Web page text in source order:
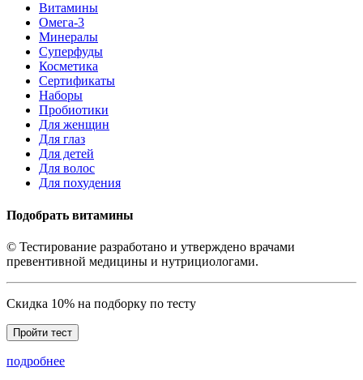
Витамины
Омега-3
Минералы
Суперфуды
Косметика
Сертификаты
Наборы
Пробиотики
Для женщин
Для глаз
Для детей
Для волос
Для похудения
Подобрать витамины
© Тестирование разработано и утверждено врачами
превентивной медицины и нутрициологами.
Скидка 10% на подборку по тесту
Пройти тест
подробнее